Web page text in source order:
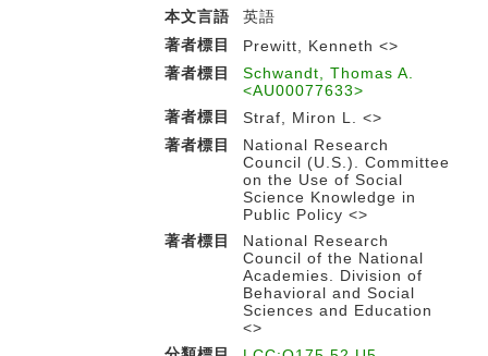
本文言語
英語
著者標目
Prewitt, Kenneth <>
著者標目
Schwandt, Thomas A.
<AU00077633>
著者標目
Straf, Miron L. <>
著者標目
National Research
Council (U.S.). Committee
on the Use of Social
Science Knowledge in
Public Policy <>
著者標目
National Research
Council of the National
Academies. Division of
Behavioral and Social
Sciences and Education
<>